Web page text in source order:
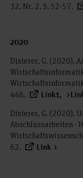
32, Nr. 2, S. 52-57.
2020
Disterer, G. (2020),
448.
Link1,
Disterer, G. (2020),
Abschlussarbeiten -
62.
Link